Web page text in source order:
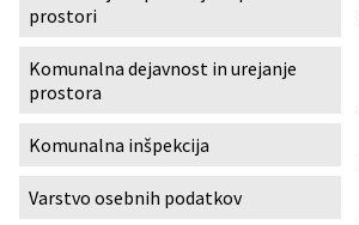
prostori
Komunalna dejavnost in urejanje
prostora
Komunalna inšpekcija
Varstvo osebnih podatkov
Izobraževanje
Kultura, šport in turizem
Sociala in zdravstvo
Skupna občinska uprava